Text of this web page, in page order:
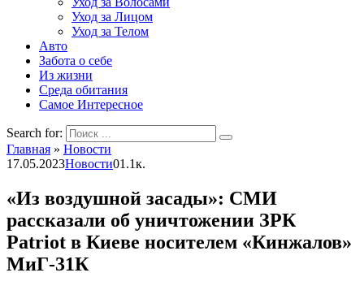
Уход за Лицом
Уход за Телом
Авто
Забота о себе
Из жизни
Среда обитания
Самое Интересное
Search for:
Главная » Новости
17.05.2023Новости01.1к.
«Из воздушной засады»: СМИ
рассказали об уничтожении ЗРК
Patriot в Киеве носителем «Кинжалов»
МиГ-31К